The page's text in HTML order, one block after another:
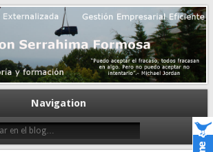
de la PyME
Dirección financiera externalizada.
Navigation